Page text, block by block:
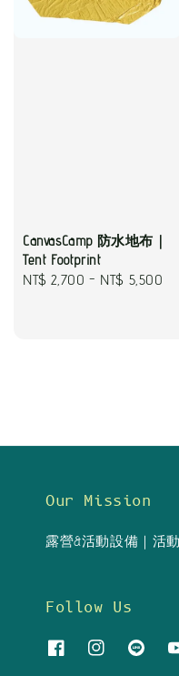
CanvasCamp 防水地布｜
Tent Footprint
Regular
NT$ 2,700 - NT$ 5,500
Our Mission
露營&活動設備｜活
Follow Us